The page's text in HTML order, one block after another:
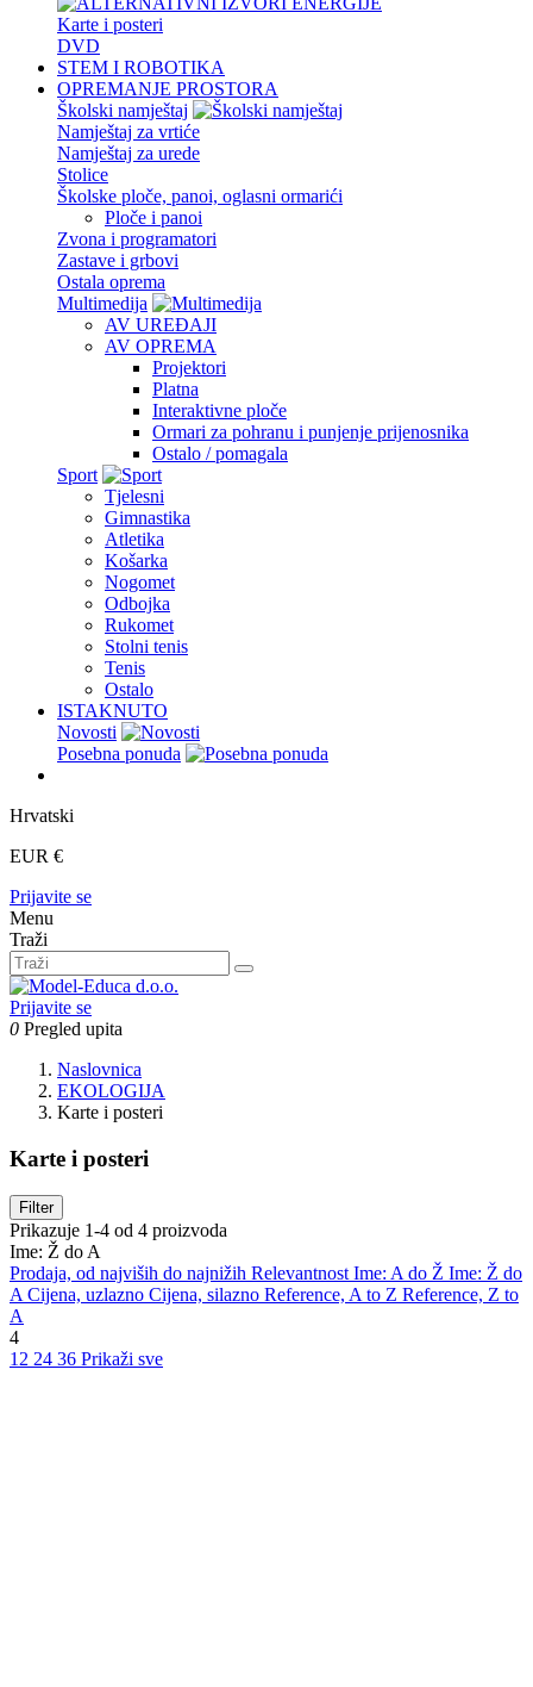
Karte i posteri
DVD
STEM I ROBOTIKA
OPREMANJE PROSTORA
Školski namještaj
Namještaj za vrtiće
Namještaj za urede
Stolice
Školske ploče, panoi, oglasni ormarići
Ploče i panoi
Zvona i programatori
Zastave i grbovi
Ostala oprema
Multimedija
AV UREĐAJI
AV OPREMA
Projektori
Platna
Interaktivne ploče
Ormari za pohranu i punjenje prijenosnika
Ostalo / pomagala
Sport
Tjelesni
Gimnastika
Atletika
Košarka
Nogomet
Odbojka
Rukomet
Stolni tenis
Tenis
Ostalo
ISTAKNUTO
Novosti
Posebna ponuda
Hrvatski
EUR €
Prijavite se
Menu
Traži
Prijavite se
0 Pregled upita
Naslovnica
EKOLOGIJA
Karte i posteri
Karte i posteri
Filter
Prikazuje 1-4 od 4 proizvoda
Ime: Ž do A
Prodaja, od najviših do najnižih Relevantnost Ime: A do Ž Ime: Ž do
A Cijena, uzlazno Cijena, silazno Reference, A to Z Reference, Z to
A
4
12 24 36 Prikaži sve